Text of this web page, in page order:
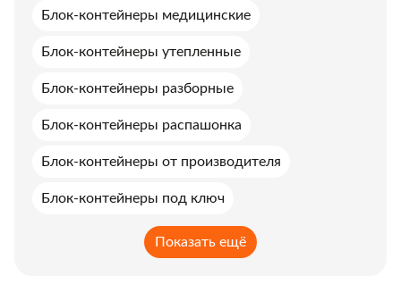
Блок-контейнеры медицинские
Блок-контейнеры утепленные
Блок-контейнеры разборные
Блок-контейнеры распашонка
Блок-контейнеры от производителя
Блок-контейнеры под ключ
Показать ещё